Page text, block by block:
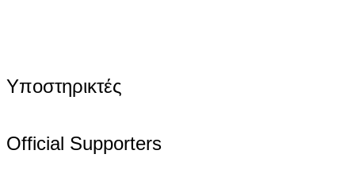
Υποστηρικτές
Official Supporters